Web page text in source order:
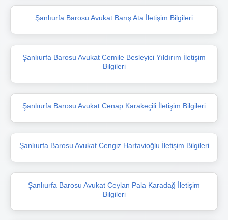
Şanlıurfa Barosu Avukat Barış Ata İletişim Bilgileri
Şanlıurfa Barosu Avukat Cemile Besleyici Yıldırım İletişim
Bilgileri
Şanlıurfa Barosu Avukat Cenap Karakeçili İletişim Bilgileri
Şanlıurfa Barosu Avukat Cengiz Hartavioğlu İletişim Bilgileri
Şanlıurfa Barosu Avukat Ceylan Pala Karadağ İletişim
Bilgileri